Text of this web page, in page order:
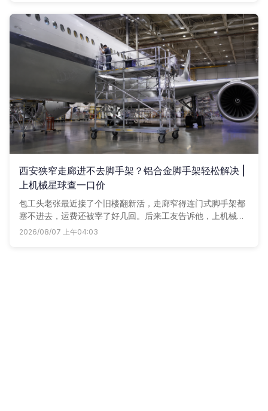
西安狭窄走廊进不去脚手架？铝合金脚手架轻松解决 |
上机械星球查一口价
包工头老张最近接了个旧楼翻新活，走廊窄得连门式脚手架都
塞不进去，运费还被宰了好几回。后来工友告诉他，上机械星
球租铝合金脚手架，全城一口价，轮子踏板全配齐，手机点一
2026/08/07 上午04:03